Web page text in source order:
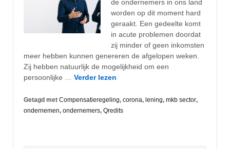
de ondernemers in ons land
worden op dit moment hard
geraakt. Een gedeelte komt
in acute problemen doordat
zij minder of geen inkomsten
meer hebben kunnen genereren de afgelopen weken.
Zij hebben natuurlijk de mogelijkheid om een
persoonlijke … Verder lezen
Getagd met Compensatieregeling, corona, lening, mkb sector,
ondernemen, ondernemers, Qredits